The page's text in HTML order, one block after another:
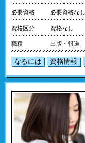
必要資格 必要資格なし
資格区分 資格なし
職種 出版・報道
なるには 資格情報